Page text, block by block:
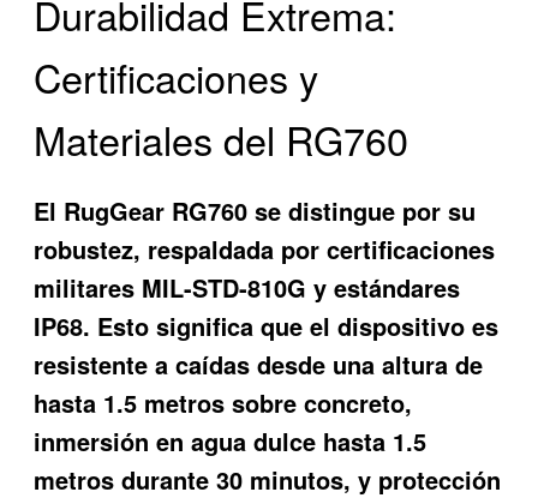
Durabilidad Extrema:
Certificaciones y
Materiales del RG760
El RugGear RG760 se distingue por su
robustez, respaldada por certificaciones
militares MIL-STD-810G y estándares
IP68. Esto significa que el dispositivo es
resistente a caídas desde una altura de
hasta 1.5 metros sobre concreto,
inmersión en agua dulce hasta 1.5
metros durante 30 minutos, y protección